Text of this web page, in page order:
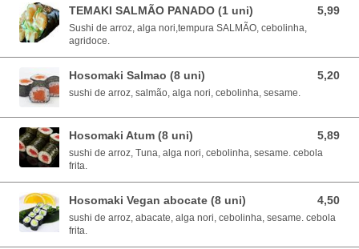
TEMAKI SALMÃO PANADO (1 uni) 5,99
5,99 EUR
Sushi de arroz, alga nori,tempura SALMÃO, cebolinha,
agridoce.
Hosomaki Salmao (8 uni) 5,20
5,20 EUR
sushi de arroz, salmão, alga nori, cebolinha, sesame.
Hosomaki Atum (8 uni) 5,89
5,89 EUR
sushi de arroz, Tuna, alga nori, cebolinha, sesame. cebola
frita.
Hosomaki Vegan abocate (8 uni) 4,50
4,50 EUR
sushi de arroz, abacate, alga nori, cebolinha, sesame. cebola
frita.